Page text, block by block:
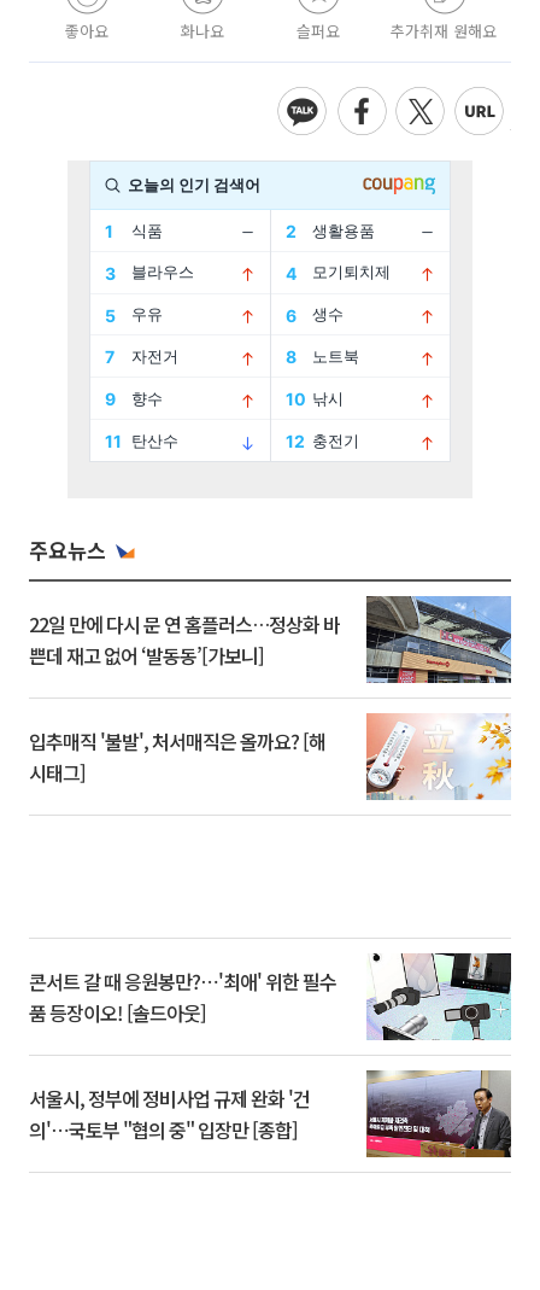
좋아요 화나요 슬퍼요 추가취재 원해요
주요뉴스
22일 만에 다시 문 연 홈플러스…정상화 바
쁜데 재고 없어 ‘발동동’[가보니]
입추매직 '불발', 처서매직은 올까요? [해
시태그]
콘서트 갈 때 응원봉만?⋯'최애' 위한 필수
품 등장이오! [솔드아웃]
서울시, 정부에 정비사업 규제 완화 '건
의'⋯국토부 "협의 중" 입장만 [종합]